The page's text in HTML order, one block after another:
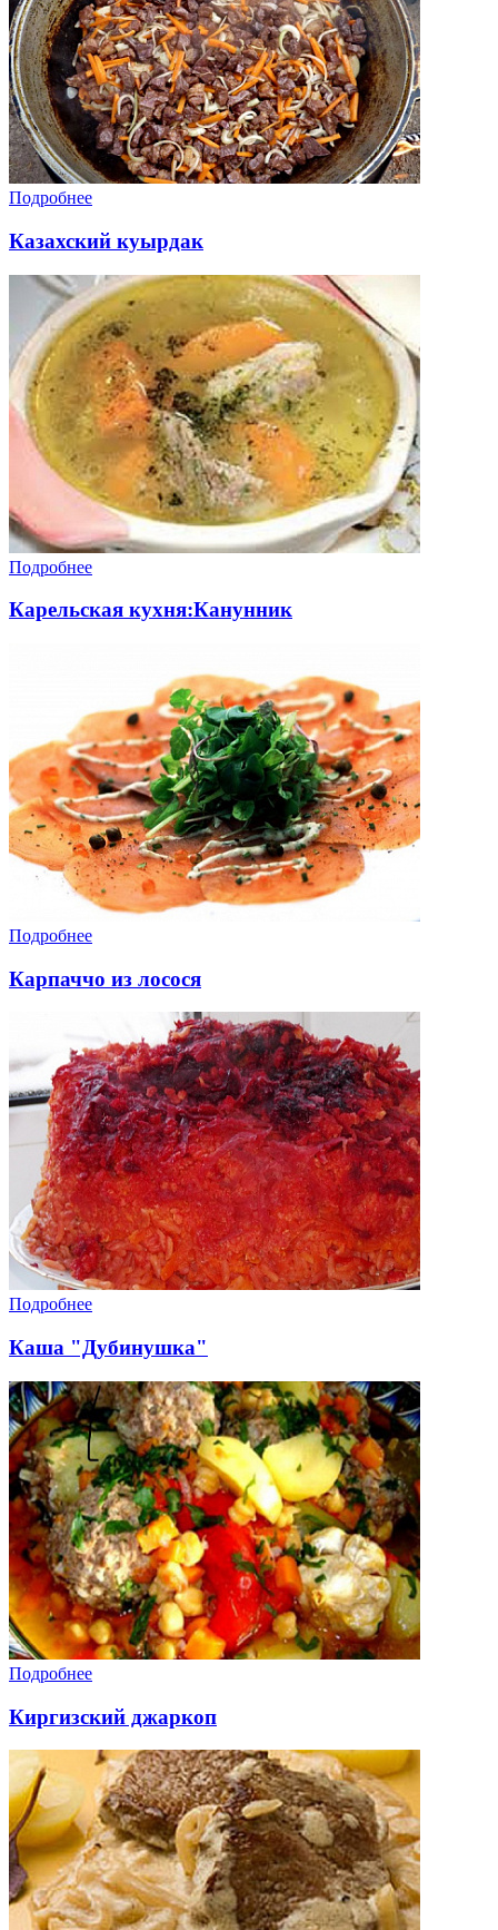
Подробнее
Казахский куырдак
Подробнее
Карельская кухня:Канунник
Подробнее
Карпаччо из лосося
Подробнее
Каша "Дубинушка"
Подробнее
Киргизский джаркоп